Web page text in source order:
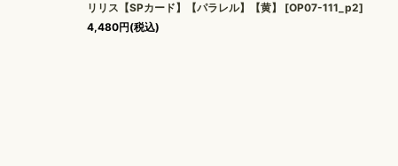
リリス【SPカード】【パラレル】【黄】 [OP07-111_p2]
4,480円(税込)